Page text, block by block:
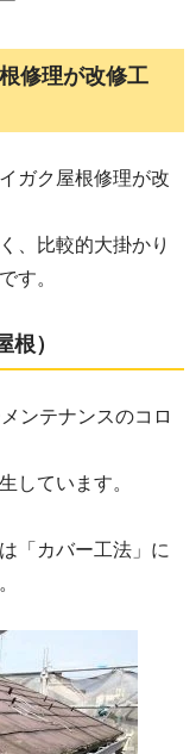
修理が改修工
ガク屋根修理が改
、比較的大掛かり
す。
）
ンテナンスのコロ
しています。
「カバー工法」に